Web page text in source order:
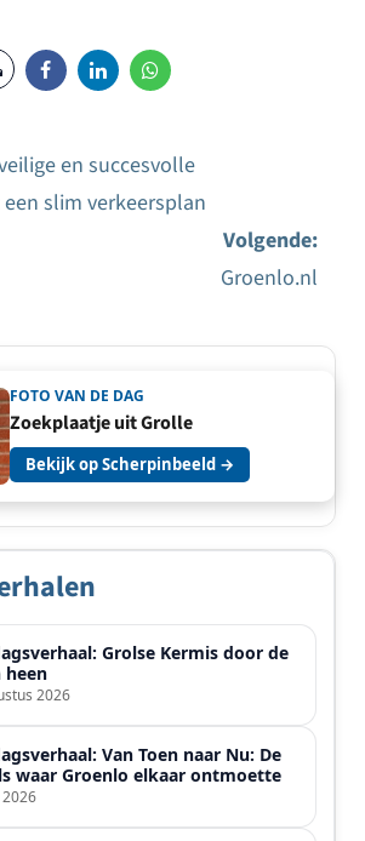
en succesvolle
slim verkeersplan
Volgende:
Groenlo.nl
FOTO VAN DE DAG
Zoekplaatje uit Grolle
Bekijk op Scherpinbeeld →
Grolse Kermis door de
heen
2026
Van Toen naar Nu: De
waar Groenlo elkaar ontmoette